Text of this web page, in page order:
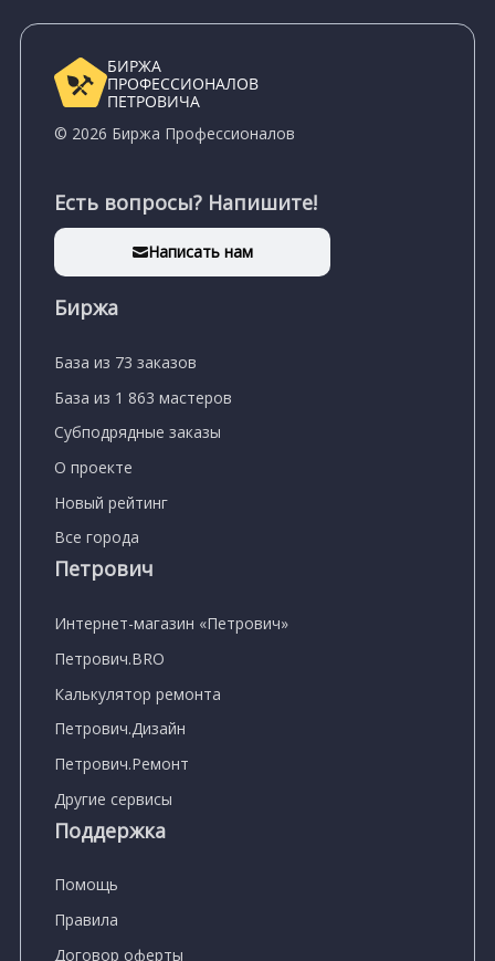
БИРЖА
ПРОФЕССИОНАЛОВ
ПЕТРОВИЧА
© 2026 Биржа Профессионалов
Есть вопросы? Напишите!
Написать нам
Биржа
База из 73 заказов
База из 1 863 мастеров
Субподрядные заказы
О проекте
Новый рейтинг
Все города
Петрович
Интернет-магазин «Петрович»
Петрович.BRO
Калькулятор ремонта
Петрович.Дизайн
Петрович.Ремонт
Другие сервисы
Поддержка
Помощь
Правила
Договор оферты